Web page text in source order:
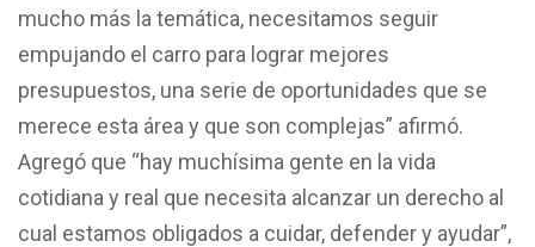
mucho más la temática, necesitamos seguir
empujando el carro para lograr mejores
presupuestos, una serie de oportunidades que se
merece esta área y que son complejas” afirmó.
Agregó que “hay muchísima gente en la vida
cotidiana y real que necesita alcanzar un derecho al
cual estamos obligados a cuidar, defender y ayudar”,